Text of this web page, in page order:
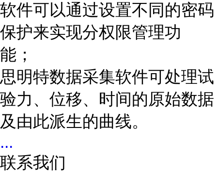
软件可以通过设置不同的密码
保护来实现分权限管理功
能；
思明特数据采集软件可处理试
验力、位移、时间的原始数据
及由此派生的曲线。
...
联系我们